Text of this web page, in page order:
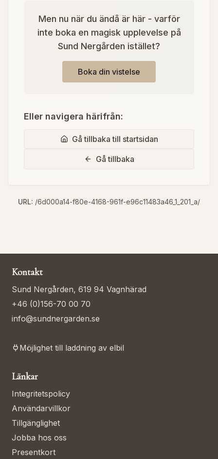
Men nu när du ändå är här - varför
inte boka en magisk upplevelse på
Sund Nergården istället?
Boka din vistelse
Eller navigera härifrån:
Gå tillbaka till startsidan
Gå tillbaka
URL: /6d000a14-f80e-4168-961f-e96c11483a46_1_201_a/
Kontakt
Sund Nergården, 619 94 Vagnhärad
+46 (0)156-70 00 70
info@sundnergarden.se
Möjlighet till laddning av elbil
Länkar
Integritetspolicy
Användarvillkor
Tillgänglighet
Jobba hos oss
Presentkort